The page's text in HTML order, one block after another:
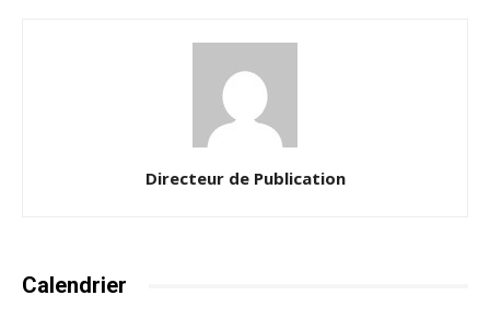
Directeur de Publication
Calendrier